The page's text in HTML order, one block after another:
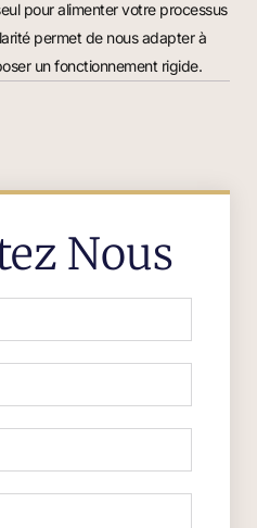
pour alimenter votre processus
permet de nous adapter à
un fonctionnement rigide.
Nous